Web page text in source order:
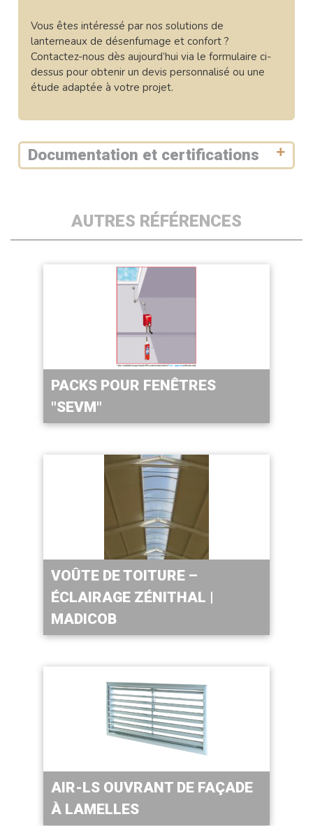
Vous êtes intéressé par nos solutions de
lanterneaux de désenfumage et confort ?
Contactez-nous dès aujourd’hui via le formulaire ci-
dessus pour obtenir un devis personnalisé ou une
étude adaptée à votre projet.
Documentation et certifications
AUTRES RÉFÉRENCES
PACKS POUR FENÊTRES
"SEVM"
VOÛTE DE TOITURE –
ÉCLAIRAGE ZÉNITHAL |
MADICOB
AIR-LS OUVRANT DE FAÇADE
À LAMELLES